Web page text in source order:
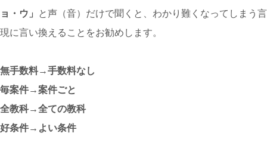
ョ・ウ」
と声（音）だけで聞くと、わかり難くなってしまう
現に言い換えることをお勧めします。
無手数料→手数料なし
毎案件→案件ごと
全教科→全ての教科
好条件→よい条件